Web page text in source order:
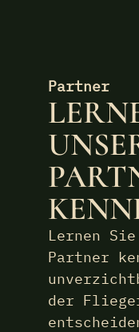
Partner
Lernen
Partner
der